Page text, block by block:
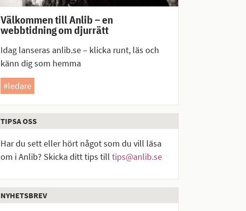
Välkommen till Anlib – en
webbtidning om djurrätt
Idag lanseras anlib.se – klicka runt, läs och
känn dig som hemma
#ledare
TIPSA OSS
Har du sett eller hört något som du vill läsa
om i Anlib? Skicka ditt tips tilltips@anlib.se
NYHETSBREV